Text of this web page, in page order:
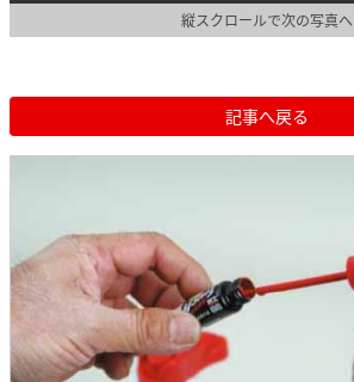
縦スクロールで次の写真へ
記事へ戻る